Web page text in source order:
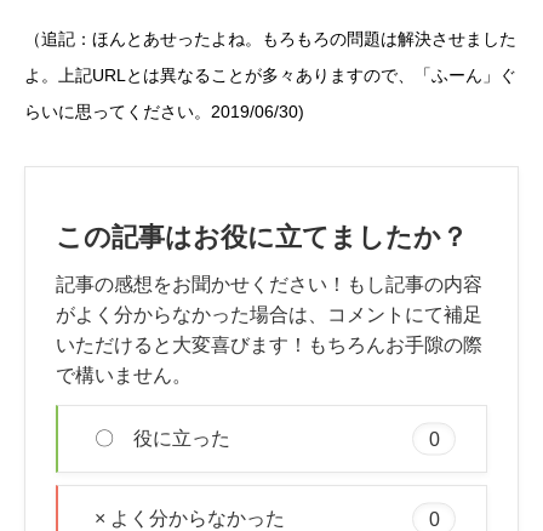
（追記：ほんとあせったよね。もろもろの問題は解決させました
よ。上記URLとは異なることが多々ありますので、「ふーん」ぐ
らいに思ってください。2019/06/30)
この記事はお役に立てましたか？
記事の感想をお聞かせください！もし記事の内容
がよく分からなかった場合は、コメントにて補足
いただけると大変喜びます！もちろんお手隙の際
で構いません。
〇 役に立った 0
× よく分からなかった 0